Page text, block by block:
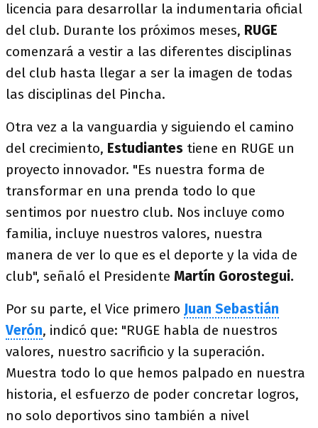
licencia para desarrollar la indumentaria oficial
del club. Durante los próximos meses, RUGE
comenzará a vestir a las diferentes disciplinas
del club hasta llegar a ser la imagen de todas
las disciplinas del Pincha.
Otra vez a la vanguardia y siguiendo el camino
del crecimiento, Estudiantes tiene en RUGE un
proyecto innovador. "Es nuestra forma de
transformar en una prenda todo lo que
sentimos por nuestro club. Nos incluye como
familia, incluye nuestros valores, nuestra
manera de ver lo que es el deporte y la vida de
club", señaló el Presidente Martín Gorostegui.
Por su parte, el Vice primero Juan Sebastián
Verón, indicó que: "RUGE habla de nuestros
valores, nuestro sacrificio y la superación.
Muestra todo lo que hemos palpado en nuestra
historia, el esfuerzo de poder concretar logros,
no solo deportivos sino también a nivel